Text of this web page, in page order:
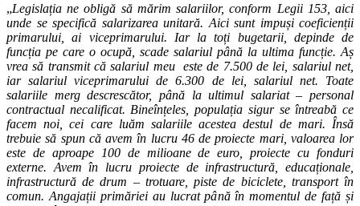
„Legislația ne obligă să mărim salariilor, conform Legii 153, aici
unde se specifică salarizarea unitară. Aici sunt impuși coeficienții
primarului, ai viceprimarului. Iar la toți bugetarii, depinde de
funcția pe care o ocupă, scade salariul până la ultima funcție. Aș
vrea să transmit că salariul meu este de 7.500 de lei, salariul net,
iar salariul viceprimarului de 6.300 de lei, salariul net. Toate
salariile merg descrescător, până la ultimul salariat – personal
contractual necalificat. Bineînțeles, populația sigur se întreabă ce
facem noi, cei care luăm salariile acestea destul de mari. Însă
trebuie să spun că avem în lucru 46 de proiecte mari, valoarea lor
este de aproape 100 de milioane de euro, proiecte cu fonduri
externe. Avem în lucru proiecte de infrastructură, educaționale,
infrastructură de drum – trotuare, piste de biciclete, transport în
comun. Angajații primăriei au lucrat până în momentul de față și